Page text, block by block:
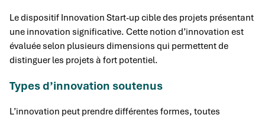
Le dispositif Innovation Start-up cible des projets présentant
une innovation significative. Cette notion d’innovation est
évaluée selon plusieurs dimensions qui permettent de
distinguer les projets à fort potentiel.
Types d’innovation soutenus
L’innovation peut prendre différentes formes, toutes